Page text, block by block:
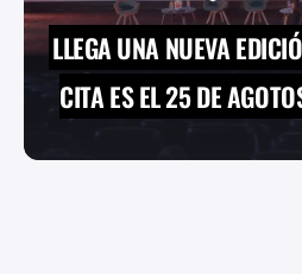
LLEGA UNA NUEVA
CITA ES EL 25 DE